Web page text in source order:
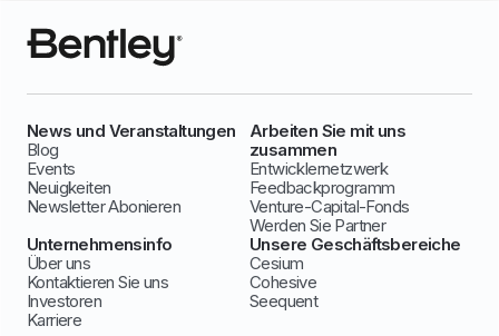
News und Veranstaltungen
Blog
Events
Neuigkeiten
Newsletter Abonieren
Arbeiten Sie mit uns
zusammen
Entwicklernetzwerk
Feedbackprogramm
Venture-Capital-Fonds
Werden Sie Partner
Unternehmensinfo
Über uns
Kontaktieren Sie uns
Investoren
Karriere
Unsere Geschäftsbereiche
Cesium
Cohesive
Seequent